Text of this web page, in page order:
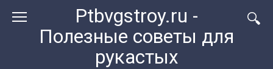
Ptbvgstroy.ru -
Полезные советы для
рукастых